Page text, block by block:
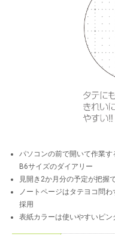
パソコンの前で開いて作業
B6サイズのダイアリー
見開き2か月分の予定が把握
ノートページはタテヨコ問
採用
表紙カラーは使いやすいピ